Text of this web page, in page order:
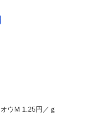
ウM 1.25円／ｇ